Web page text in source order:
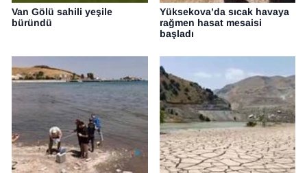
Van Gölü sahili yeşile
büründü
Yüksekova’da sıcak havaya
rağmen hasat mesaisi
başladı